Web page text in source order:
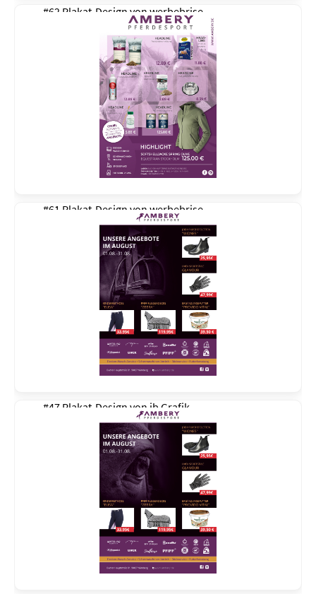
#62 Plakat-Design von werbebrise
#61 Plakat-Design von werbebrise
#47 Plakat-Design von jb Grafik